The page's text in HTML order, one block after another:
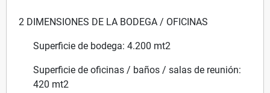
2 DIMENSIONES DE LA BODEGA / OFICINAS
Superficie de bodega: 4.200 mt2
Superficie de oficinas / baños / salas de reunión:
420 mt2